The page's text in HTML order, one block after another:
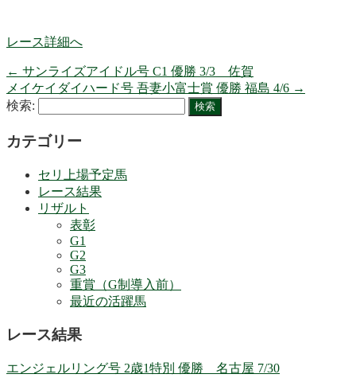
レース詳細へ
← サンライズアイドル号 C1 優勝 3/3 佐賀
メイケイダイハード号 吾妻小富士賞 優勝 福島 4/6 →
検索:
カテゴリー
セリ上場予定馬
レース結果
リザルト
表彰
G1
G2
G3
重賞（G制導入前）
最近の活躍馬
レース結果
エンジェルリング号 2歳1特別 優勝 名古屋 7/30